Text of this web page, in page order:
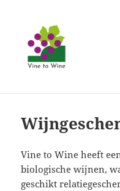
Vine to Wine heeft
biologische wijnen,
geschikt